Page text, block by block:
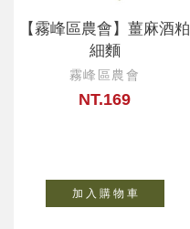
【霧峰區農會】薑麻酒粕
細麵
霧峰區農會
NT.169
加 入 購 物 車